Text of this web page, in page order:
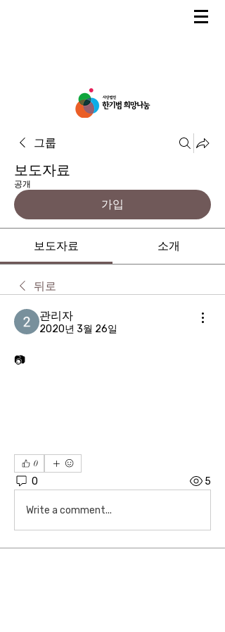
그룹
보도자료
공개
가입
보도자료 소개
뒤로
관리자
2020년 3월 26일
📷
0
0 5
Write a comment...